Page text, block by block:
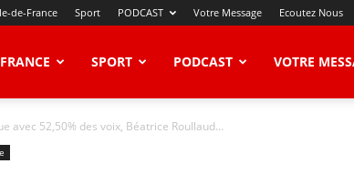
de-France Sport PODCAST Votre Message Ecoutez Nous
SPORT PODCAST VOTRE
avec 52,50% des voix, Béatrice Roullaud...